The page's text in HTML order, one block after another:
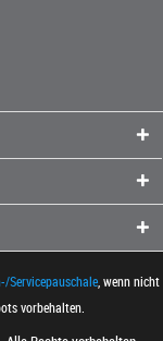
Servicepauschale, wenn nicht
vorbehalten.